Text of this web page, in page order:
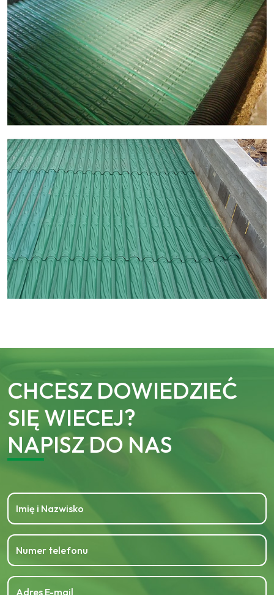
CHCESZ DOWIEDZIEĆ
SIĘ WIECEJ?
NAPISZ DO NAS